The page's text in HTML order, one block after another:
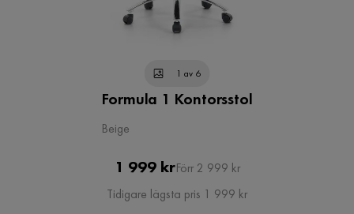
1 av 6
Formula 1 Kontorsstol
Beige
Pris
1 999 krOriginal
Pris
Förr 2 999 kr
Tidigare lägsta pris 1 999 kr